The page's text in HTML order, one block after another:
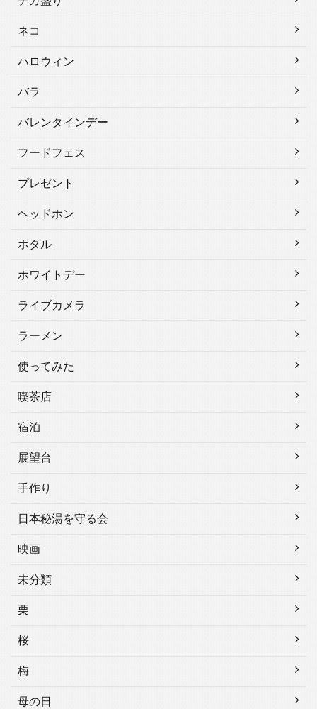
ネコ
ハロウィン
バラ
バレンタインデー
フードフェス
プレゼント
ヘッドホン
ホタル
ホワイトデー
ライブカメラ
ラーメン
使ってみた
喫茶店
宿泊
展望台
手作り
日本秘湯を守る会
映画
未分類
栗
桜
梅
母の日